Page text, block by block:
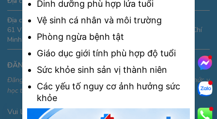
Địa chỉ:
61 Vườn Lài, phường An Phú Đông, Quận 12, Thành phố Hồ Chí
Minh, Việt Nam
ĐĂNG KÝ NHẬN THÔNG TIN
Đăng ký để nhận thông tin ưu đãi, sự kiện và cập nhật kiến thức y
học thường thức
Vui lòng nhập địa chỉ Email
Dinh dưỡng phù hợp lứa tuổi
Vệ sinh cá nhân và môi trường
Phòng ngừa bệnh tật
Giáo dục giới tính phù hợp độ tuổi
Sức khỏe sinh sản vị thành niên
Các yếu tố nguy cơ ảnh hưởng sức
khỏe